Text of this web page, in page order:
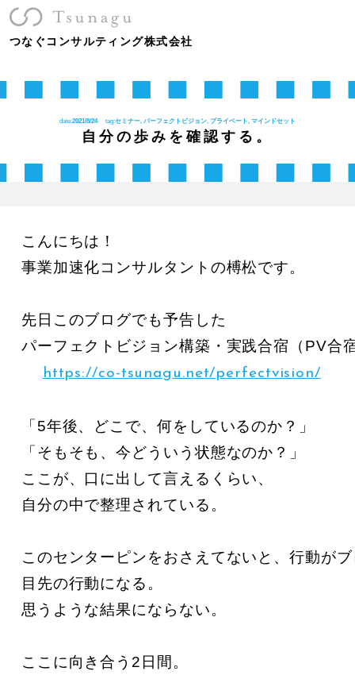
つなぐコンサルティング株式会社
date:2021/8/24 tag:セミナー, パーフェクトビジョン, プライベート, マインドセット
自分の歩みを確認する。
こんにちは！
事業加速化コンサルタントの榑松です。
先日このブログでも予告した
https://co-tsunagu.net/perfectvision/
「5年後、どこで、何をしているのか？」
「そもそも、今どういう状態なのか？」
ここが、口に出して言えるくらい、
自分の中で整理されている。
このセンターピンをおさえてないと、行動が
目先の行動になる。
思うような結果にならない。
ここに向き合う2日間。